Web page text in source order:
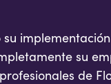
su
de